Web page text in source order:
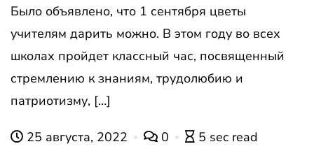
Было объявлено, что 1 сентября цветы
учителям дарить можно. В этом году во всех
школах пройдет классный час, посвященный
стремлению к знаниям, трудолюбию и
патриотизму, […]
25 августа, 2022 0 5 sec read